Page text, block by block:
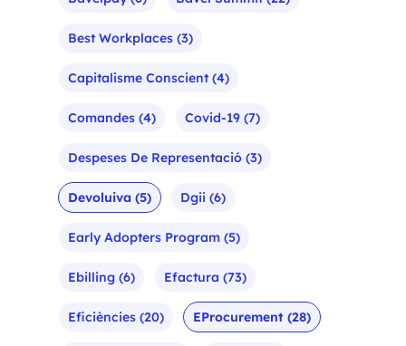
Best Workplaces (3)
Capitalisme Conscient(4)
Comandes (4) Covid-19 (7)
Despeses De Representació (3)
Devoluiva (5) Dgii (6)
Early Adopters Program (5)
Ebilling (6) Efactura (73)
Eficiències (20) EProcurement (28)